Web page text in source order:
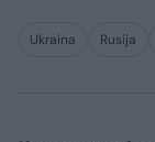
Ukraina Rusija